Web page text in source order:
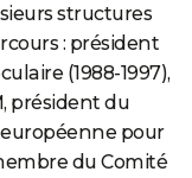
structures
: président
(1988-1997),
président du
pour
du Comité